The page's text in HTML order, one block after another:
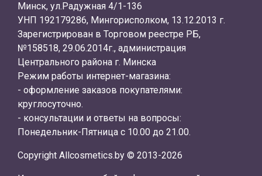
Минск, ул.Радужная 4/1-136
УНП 192179286, Мингорисполком, 13.12.2013 г.
Зарегистрирован в Торговом реестре РБ,
№158518, 29.06.2014г., администрация
Центрального района г. Минска
Режим работы интернет-магазина:
- оформление заказов покупателями:
круглосуточно.
- консультации и ответы на вопросы:
Понедельник-Пятница с 10.00 до 21.00.
Copyright Allcosmetics.by © 2013-2026